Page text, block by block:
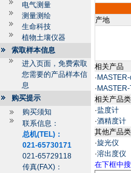
电气测量
测量测绘
生命科技
植物土壤仪器
索取样本信息
进入页面，免费索取
您需要的产品样本信
息
购买提示
购买须知
联系信息：
总机(TEL)：
021-65730171
021-65729118
传真(FAX)：
产地
相关产品
·
·
相关产品类
·盐度计
·酒精度计
其他产品类
·旋光仪
·溶出度仪
在下框中